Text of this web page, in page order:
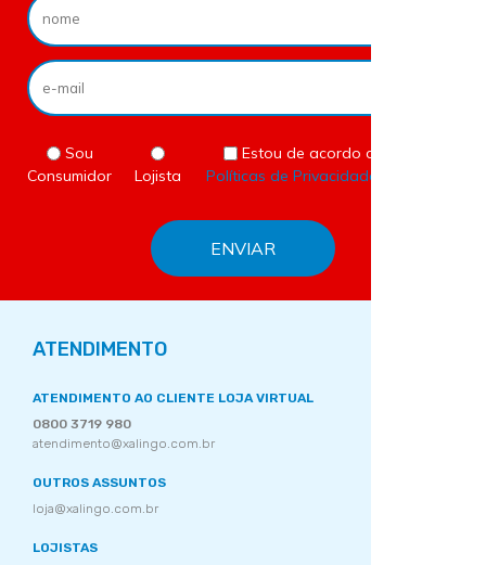
Sou
Consumidor
Lojista
Estou de acordo com as
Políticas de Privacidade
ATENDIMENTO
ATENDIMENTO AO CLIENTE LOJA VIRTUAL
0800 3719 980
atendimento@xalingo.com.br
OUTROS ASSUNTOS
loja@xalingo.com.br
LOJISTAS